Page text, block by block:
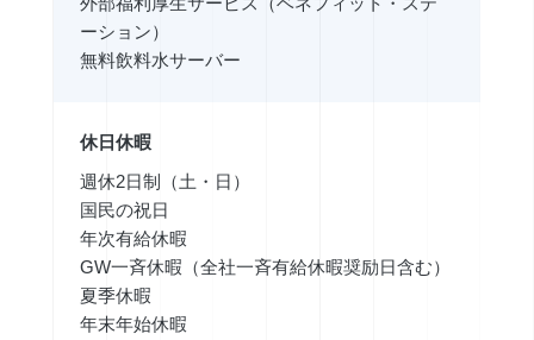
ーション）
無料飲料水サーバー
休日休暇
週休2日制（土・日）
国民の祝日
年次有給休暇
GW一斉休暇（全社一斉有給休暇奨励日含む）
夏季休暇
年末年始休暇